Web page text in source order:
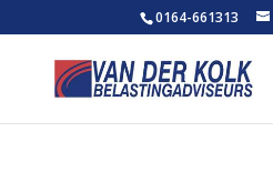
0164-661313